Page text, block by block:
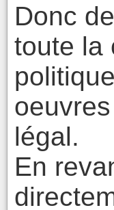
Donc
toute la
légal.
En